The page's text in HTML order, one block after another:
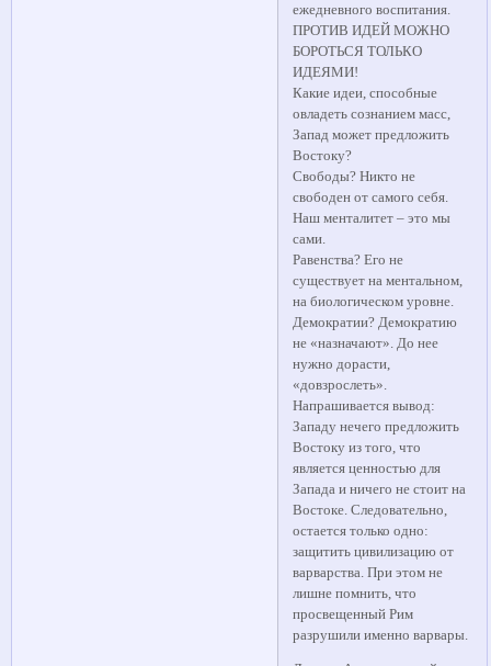
ежедневного воспитания.
ПРОТИВ ИДЕЙ МОЖНО
БОРОТЬСЯ ТОЛЬКО
ИДЕЯМИ!
Какие идеи, способные
овладеть сознанием масс,
Запад может предложить
Востоку?
Свободы? Никто не
свободен от самого себя.
Наш менталитет – это мы
сами.
Равенства? Его не
существует на ментальном,
на биологическом уровне.
Демократии? Демократию
не «назначают». До нее
нужно дорасти,
«довзрослеть».
Напрашивается вывод:
Западу нечего предложить
Востоку из того, что
является ценностью для
Запада и ничего не стоит на
Востоке. Следовательно,
остается только одно:
защитить цивилизацию от
варварства. При этом не
лишне помнить, что
просвещенный Рим
разрушили именно варвары.